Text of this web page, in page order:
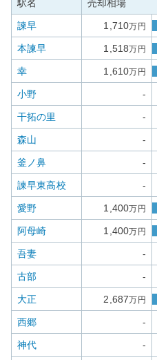
駅名 売却相場
諫早 1,710万円
本諫早 1,518万円
幸 1,610万円
小野 -
干拓の里 -
森山 -
釜ノ鼻 -
諫早東高校 -
愛野 1,400万円
阿母崎 1,400万円
吾妻 -
古部 -
大正 2,687万円
西郷 -
神代 -